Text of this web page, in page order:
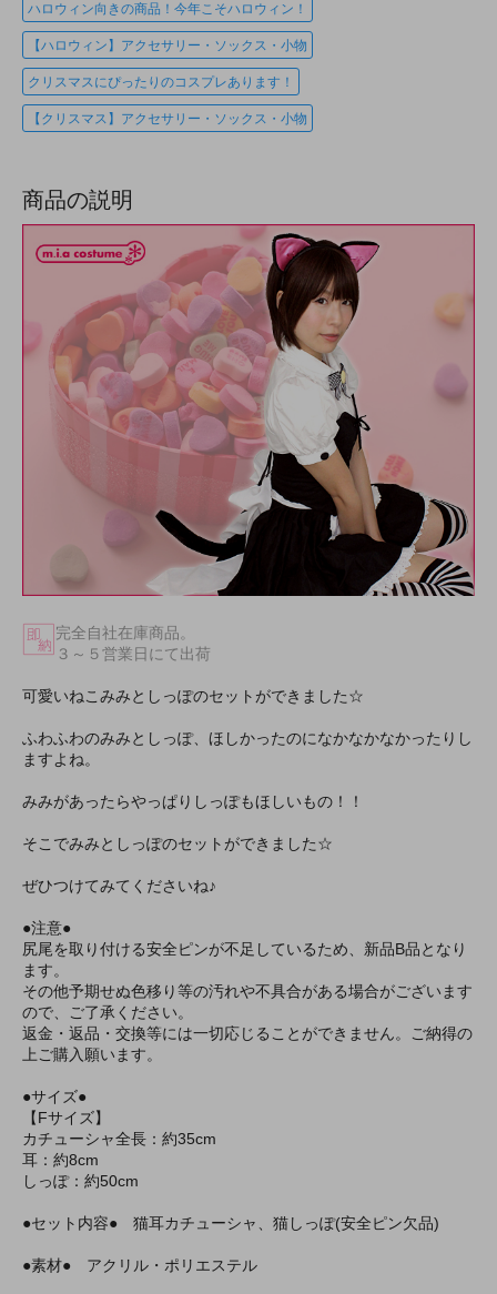
ハロウィン向きの商品！今年こそハロウィン！
【ハロウィン】アクセサリー・ソックス・小物
クリスマスにぴったりのコスプレあります！
【クリスマス】アクセサリー・ソックス・小物
商品の説明
完全自社在庫商品。
３～５営業日にて出荷
可愛いねこみみとしっぽのセットができました☆
ふわふわのみみとしっぽ、ほしかったのになかなかなかったりし
ますよね。
みみがあったらやっぱりしっぽもほしいもの！！
そこでみみとしっぽのセットができました☆
ぜひつけてみてくださいね♪
●注意●
尻尾を取り付ける安全ピンが不足しているため、新品B品となり
ます。
その他予期せぬ色移り等の汚れや不具合がある場合がございます
ので、ご了承ください。
返金・返品・交換等には一切応じることができません。ご納得の
上ご購入願います。
●サイズ●
【Fサイズ】
カチューシャ全長：約35cm
耳：約8cm
しっぽ：約50cm
●セット内容● 猫耳カチューシャ、猫しっぽ(安全ピン欠品)
●素材● アクリル・ポリエステル